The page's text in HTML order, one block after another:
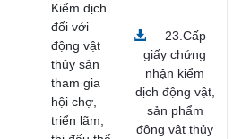
Kiểm dịch
đối với
động vật
thủy sản
tham gia
hội chợ,
triển lãm,
23.Cấp
giấy chứng
nhận kiểm
dịch động vật,
sản phẩm
động vật thủy